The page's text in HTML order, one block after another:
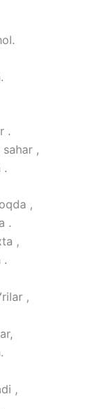
.
,
.
,
.
,
.
,
,